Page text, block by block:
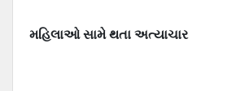
મહિલાઓ સામે થતા અત્યાચાર